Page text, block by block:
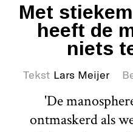
Met stiekem
heeft de
niets
Tekst Lars Meijer
'De
ontmaskerd als